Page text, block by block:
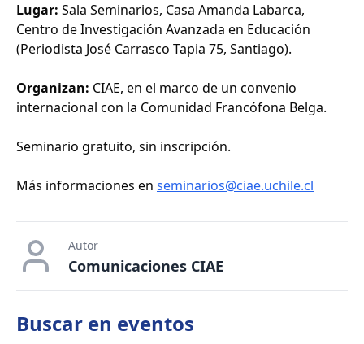
Lugar: Sala Seminarios, Casa Amanda Labarca,
Centro de Investigación Avanzada en Educación
(Periodista José Carrasco Tapia 75, Santiago).
Organizan: CIAE, en el marco de un convenio
internacional con la Comunidad Francófona Belga.
Seminario gratuito, sin inscripción.
Más informaciones en seminarios@ciae.uchile.cl
Autor
Comunicaciones CIAE
Buscar en eventos